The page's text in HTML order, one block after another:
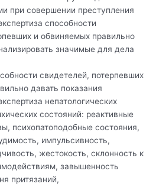
при совершении преступления
способности
и обвиняемых правильно
значимые для дела
свидетелей, потерпевших
давать показания
непатологических
состояний: реактивные
психопатоподобные состояния,
импульсивность,
жестокость, склонность к
завышенность
притязаний,